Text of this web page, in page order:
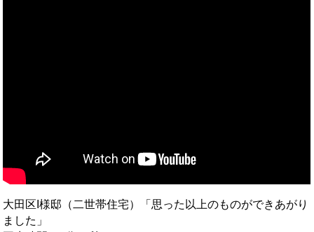
大田区I様邸（二世帯住宅）「思った以上のものができあがり
ました」